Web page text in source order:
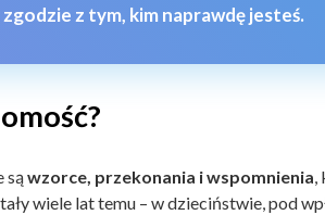
zgodzie z tym, kim naprawdę jesteś.
sąwzorce, przekonania i wspomnienia,
wiele lat temu – w dzieciństwie, pod